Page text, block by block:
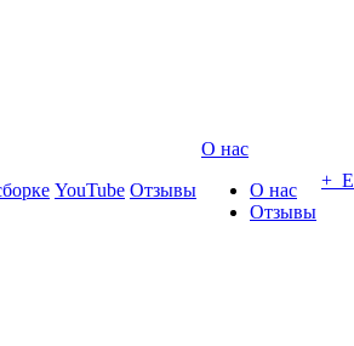
YouTube Отзывы
О нас
О нас
Отзывы
+